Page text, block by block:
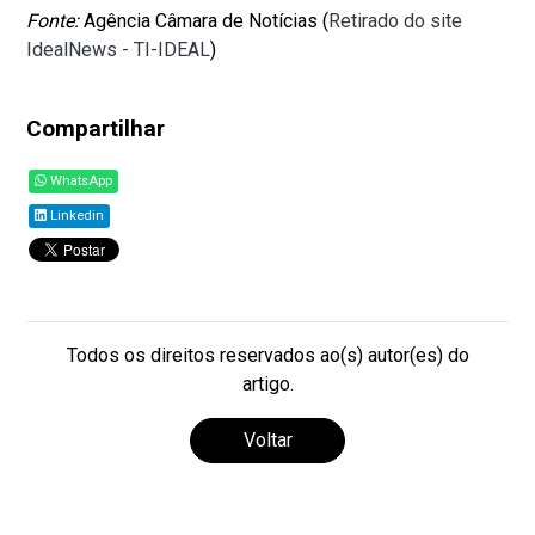
Fonte:Agência Câmara de Notícias (Retirado do site
IdealNews - TI-IDEAL)
Compartilhar
WhatsApp
Linkedin
Todos os direitos reservados ao(s) autor(es) do
artigo.
Voltar